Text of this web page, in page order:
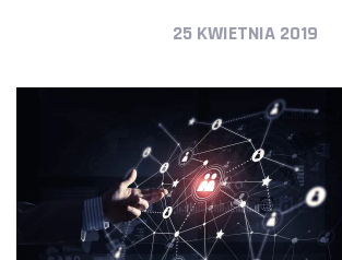
25 KWIETNIA 2019